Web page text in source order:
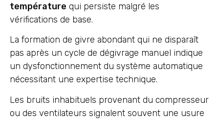
température qui persiste malgré les
vérifications de base.
La formation de givre abondant qui ne disparaît
pas après un cycle de dégivrage manuel indique
un dysfonctionnement du système automatique
nécessitant une expertise technique.
Les bruits inhabituels provenant du compresseur
ou des ventilateurs signalent souvent une usure